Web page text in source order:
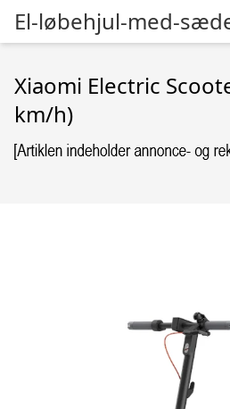
El-løbehjul-med-
Xiaomi Electric
km/h)